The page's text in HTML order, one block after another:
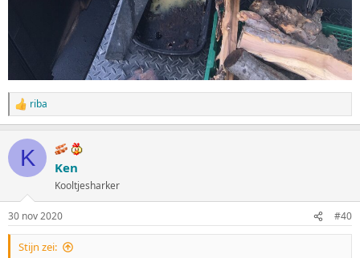
W
a
r
e
i
n
g
e
n
riba
K Ken
Kooltjesharker
30 nov 2020 #40
Stijn zei: